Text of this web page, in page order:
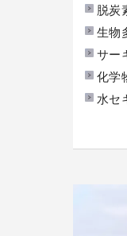
脱炭
生物
サー
化学
水セ